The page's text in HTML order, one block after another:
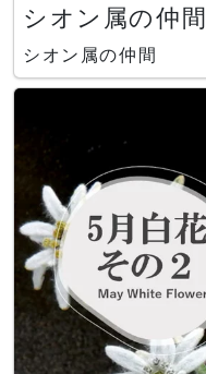
シオン属の仲間
シオン属の仲間